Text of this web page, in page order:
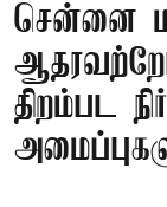
சென்னை
திறம்பட